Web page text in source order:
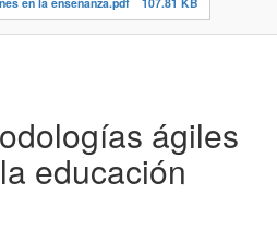
ágiles
educación